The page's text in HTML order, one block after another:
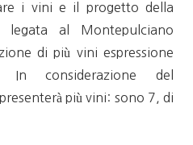
i vini e il progetto della
legata al Montepulciano
di più vini espressione
In considerazione del
più vini: sono 7, di